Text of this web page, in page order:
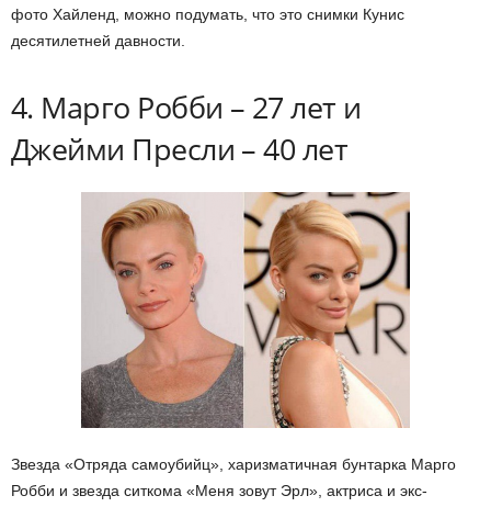
фото Хайленд, можно подумать, что это снимки Кунис
десятилетней давности.
4. Марго Робби – 27 лет и
Джейми Пресли – 40 лет
Звезда «Отряда самоубийц», харизматичная бунтарка Марго
Робби и звезда ситкома «Меня зовут Эрл», актриса и экс-